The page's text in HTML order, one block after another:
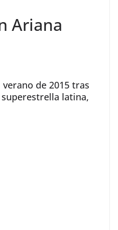
Ariana
de 2015 tras
superestrella latina,